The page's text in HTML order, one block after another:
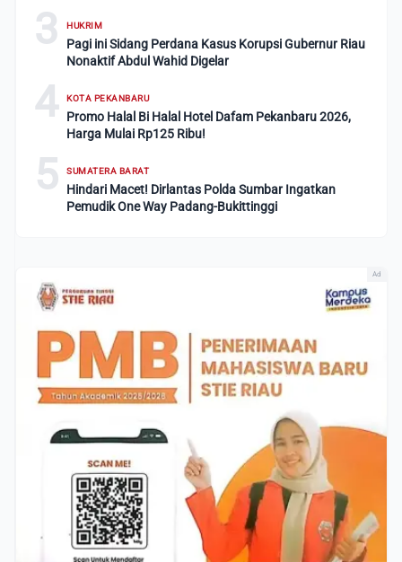
3 HUKRIM
Pagi ini Sidang Perdana Kasus Korupsi Gubernur Riau
Nonaktif Abdul Wahid Digelar
4 KOTA PEKANBARU
Promo Halal Bi Halal Hotel Dafam Pekanbaru 2026,
Harga Mulai Rp125 Ribu!
5 SUMATERA BARAT
Hindari Macet! Dirlantas Polda Sumbar Ingatkan
Pemudik One Way Padang-Bukittinggi
Ad